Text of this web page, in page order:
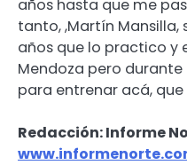
años hasta que me
tanto, ,Martín Mansilla,
años que lo practico y
Mendoza pero
para entrenar acá, que
Redacción: Informe